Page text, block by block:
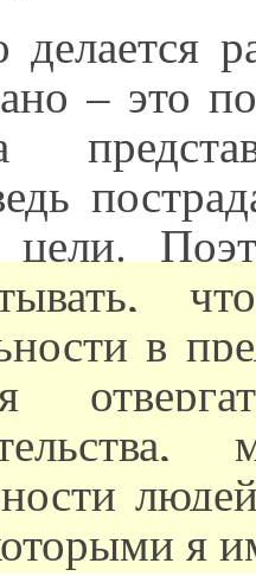
делается
– это
цели.
в
я